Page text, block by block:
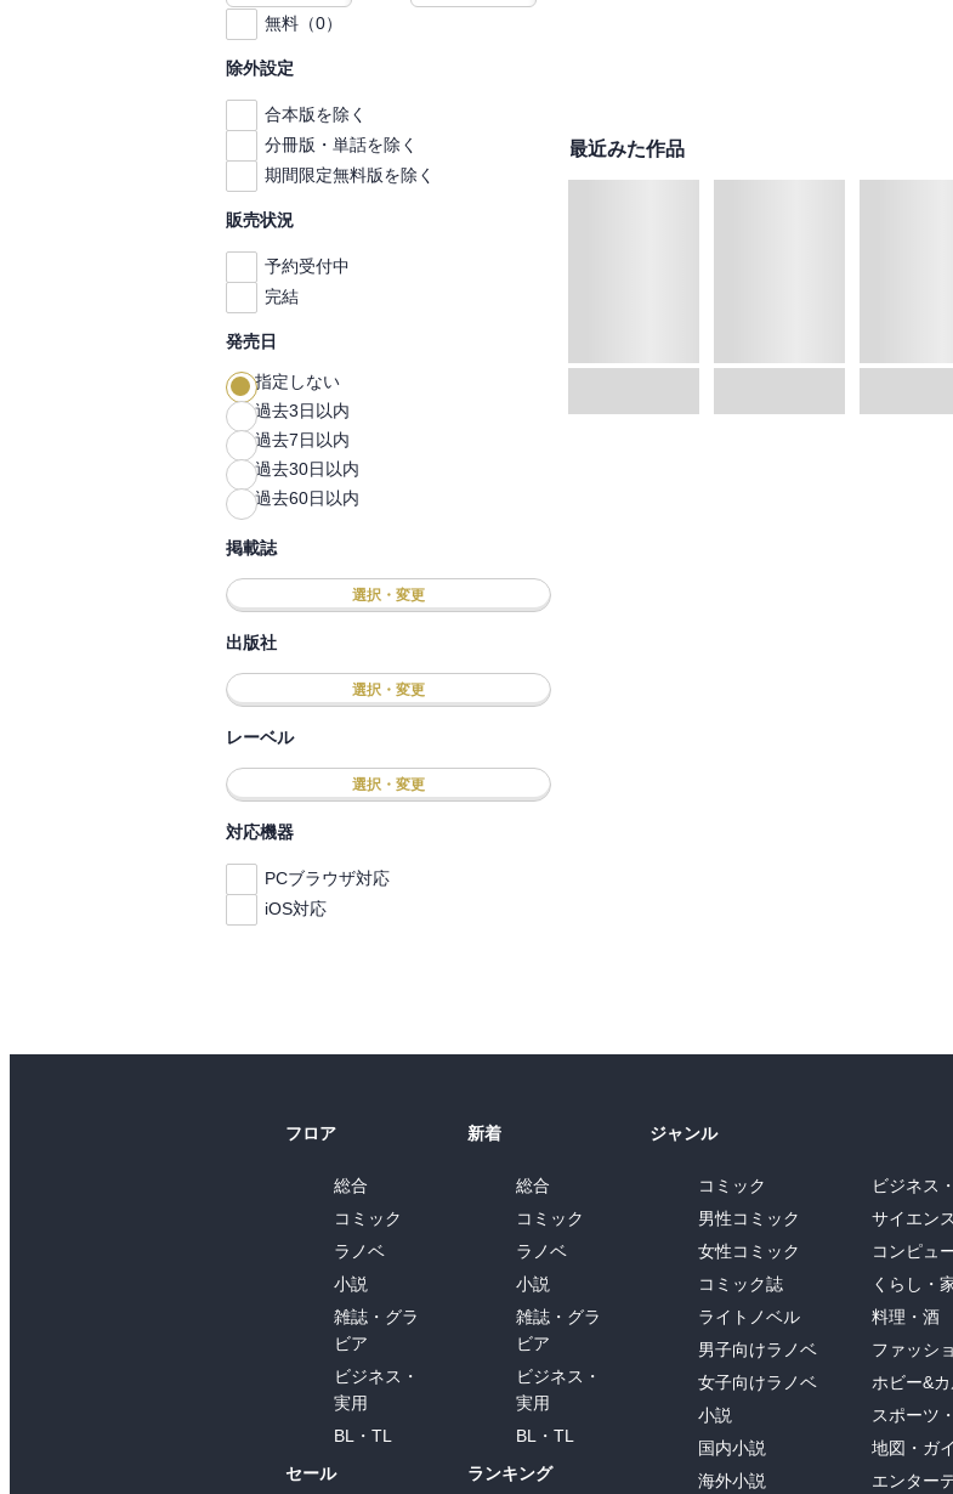
無料（0）
除外設定
合本版を除く
分冊版・単話を除く
期間限定無料版を除く
販売状況
予約受付中
完結
発売日
指定しない
過去3日以内
過去7日以内
過去30日以内
過去60日以内
掲載誌
選択・変更
出版社
選択・変更
レーベル
選択・変更
対応機器
PCブラウザ対応
iOS対応
最近みた作品
フロア
総合
コミック
ラノベ
小説
雑誌・グラ
ビア
ビジネス・
実用
BL・TL
セール
新着
総合
コミック
ラノベ
小説
雑誌・グラ
ビア
ビジネス・
実用
BL・TL
ランキング
ジャンル
コミック
男性コミック
女性コミック
コミック誌
ライトノベル
男子向けラノベ
女子向けラノベ
小説
国内小説
海外小説
ビジネス
サイエン
コンピュ
くらし・
料理・酒
ファッシ
ホビー&
スポーツ
地図・ガ
エンター